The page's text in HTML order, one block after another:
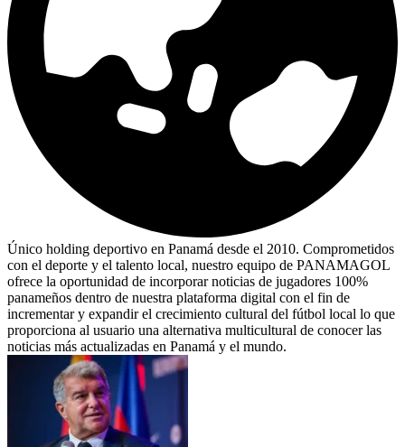
Único holding deportivo en Panamá desde el 2010. Comprometidos
con el deporte y el talento local, nuestro equipo de PANAMAGOL
ofrece la oportunidad de incorporar noticias de jugadores 100%
panameños dentro de nuestra plataforma digital con el fin de
incrementar y expandir el crecimiento cultural del fútbol local lo que
proporciona al usuario una alternativa multicultural de conocer las
noticias más actualizadas en Panamá y el mundo.